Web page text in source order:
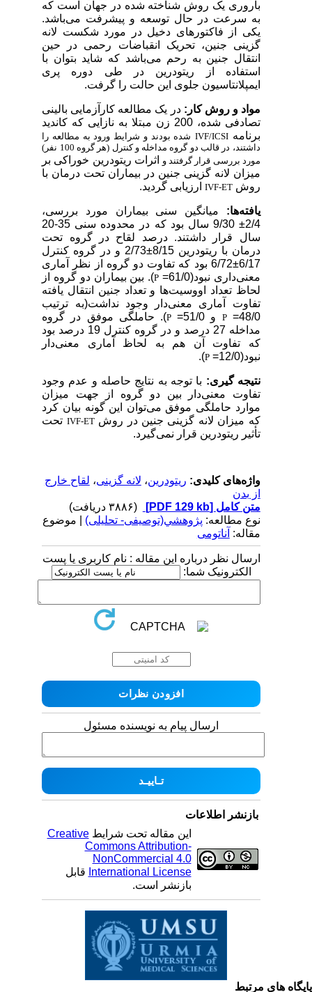
باروری یک روش شناخته شده در جهان است که
به سرعت در حال توسعه و پیشرفت می‌باشد.
یکی از فاکتورهای دخیل در مورد شکست لانه
گزینی جنین، تحریک انقباضات رحمی در حین
انتقال جنین به رحم می‌باشد که شاید بتوان با
استفاده از ریتودرین در طی دوره پری
ایمپلانتاسیون جلوی این حالت را گرفت.
مواد و روش کار: در یک مطالعه کارآزمایی بالینی
تصادفی شده، 200 زن
مبتلا به نازایی که کاندید
برنامهIVF/ICSI شده بودند و شرایط ورود به مطالعه را
داشتند، در قالب دو گروه مداخله و کنترل (هر گروه 100 نفر)
مورد بررسی قرار گرفتند و اثرات ریتودرین خوراکی بر
میزان لانه گزینی جنین در بیماران تحت درمان با
روش IVF-ETارزیابی گردید.
یافته‌ها:میانگین سنی بیماران مورد بررسی،
2/4± 9/30 س
ال بود که در محدوده سنی 35-20
سال قرار داشتند. درصد لقاح در گروه تحت
درمان با ریتودرین
8/15±2/73 و در گروه کنترل
6/17±6/72 بود که تفاوت د
و گروه از نظر آماری
معنی‌داری نبود(61/0=
P
).بین بیماران دو گروه از
لحاظ تعداد اووسیت‌ها و تعداد جنین انتقال یافته
تفاوت آماری معنی‌دار وجود نداشت(به ترتیب
48/0=
P و 51/0= P ). حاملگی موفق در گروه
مداخله 27 درصد و در گروه کنترل 19 درصد بود
که تفاوت آن هم به لحاظ آماری معنی‌دار
نبود(
12/0=
P
).
نتیجه گیری:با توجه به نتایج حاصله و عدم وجود
تفاوت معنی‌دار بین دو گروه از جهت میزان
موارد حاملگی موفق می‌توان این گونه بیان کرد
که میزان لانه گزینی جنین در روش IVF-ETتحت
تأثیر ریتودرین قرار نمی‌گیرد.
واژه‌های کلیدی:ریتودرین،لانه گزینی،لقاح خارج
از بدن
متن کامل[PDF 129 kb]
نوع مطالعه:پژوهشي(توصیفی- تحلیلی) | موضوع
مقاله:آناتومی
ارسال نظر درباره این مقاله : نام کاربری یا پست
الکترونیک شما:
ارسال پیام به نویسنده مسئول
بازنشر اطلاعات
این مقاله تحت شرایطCreative
Commons Attribution-
NonCommercial 4.0
International Licenseقابل
بازنشر است.
های مرتبط